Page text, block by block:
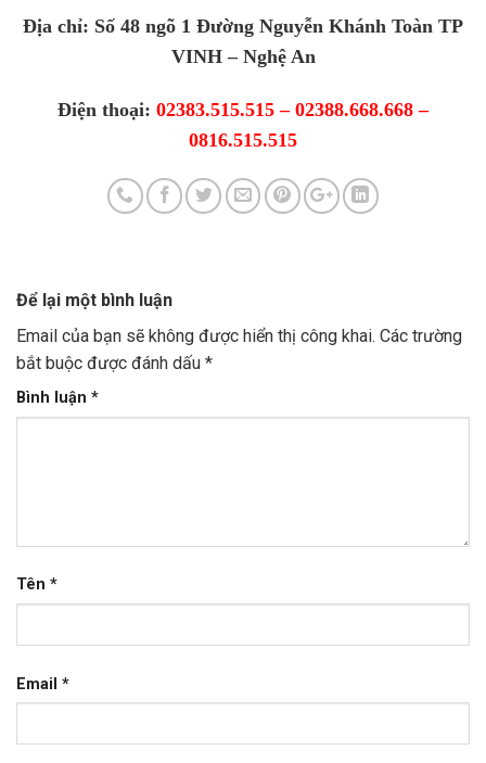
Địa chỉ: Số 48 ngõ 1 Đường Nguyễn Khánh Toàn TP
VINH – Nghệ An
Điện thoại: 02383.515.515 – 02388.668.668 –
0816.515.515
Để lại một bình luận
Email của bạn sẽ không được hiển thị công khai. Các trường
bắt buộc được đánh dấu *
Bình luận *
Tên *
Email *